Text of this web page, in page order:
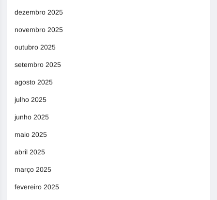
dezembro 2025
novembro 2025
outubro 2025
setembro 2025
agosto 2025
julho 2025
junho 2025
maio 2025
abril 2025
março 2025
fevereiro 2025